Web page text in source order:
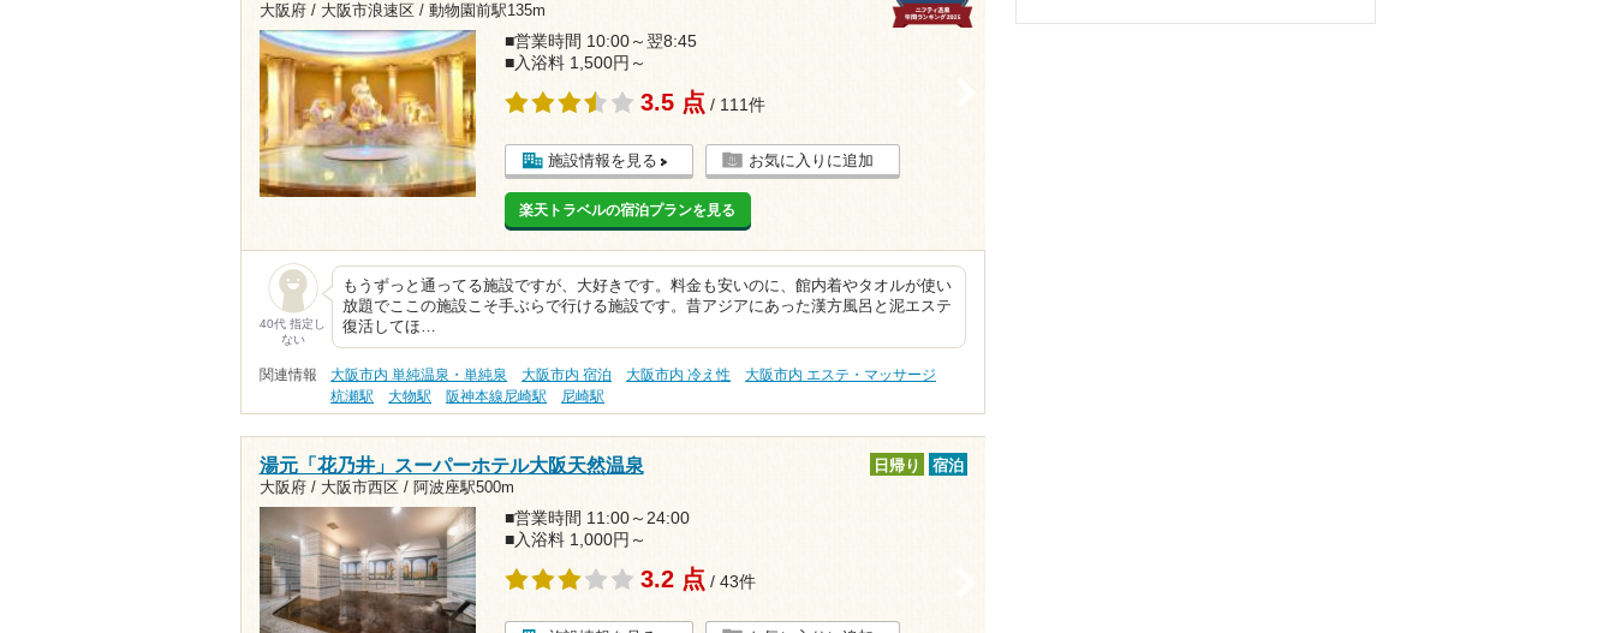
大阪府 / 大阪市浪速区 / 動物園前駅135m
■営業時間 10:00～翌8:45
■入浴料 1,500円～
3.5 点 / 111件
施設情報を見る お気に入りに追加
楽天トラベルの宿泊プランを見る
40代 指定し
ない
もうずっと通ってる施設ですが、大好きです。料金も安いのに、館内着やタオルが使い
放題でここの施設こそ手ぶらで行ける施設です。昔アジアにあった漢方風呂と泥エステ
復活してほ…
関連情報 大阪市内 単純温泉・単純泉 大阪市内 宿泊 大阪市内 冷え性
大阪市内 エステ・マッサージ
杭瀬駅
大物駅 阪神本線尼崎駅 尼崎駅
湯元「花乃井」スーパーホテル大阪天然温泉
大阪府 / 大阪市西区 / 阿波座駅500m
日帰り 宿泊
■営業時間 11:00～24:00
■入浴料 1,000円～
3.2 点 / 43件